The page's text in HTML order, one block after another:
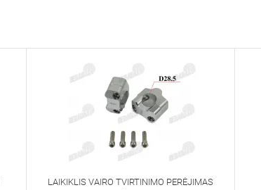
LAIKIKLIS VAIRO TVIRTINIMO PERĖJIMAS